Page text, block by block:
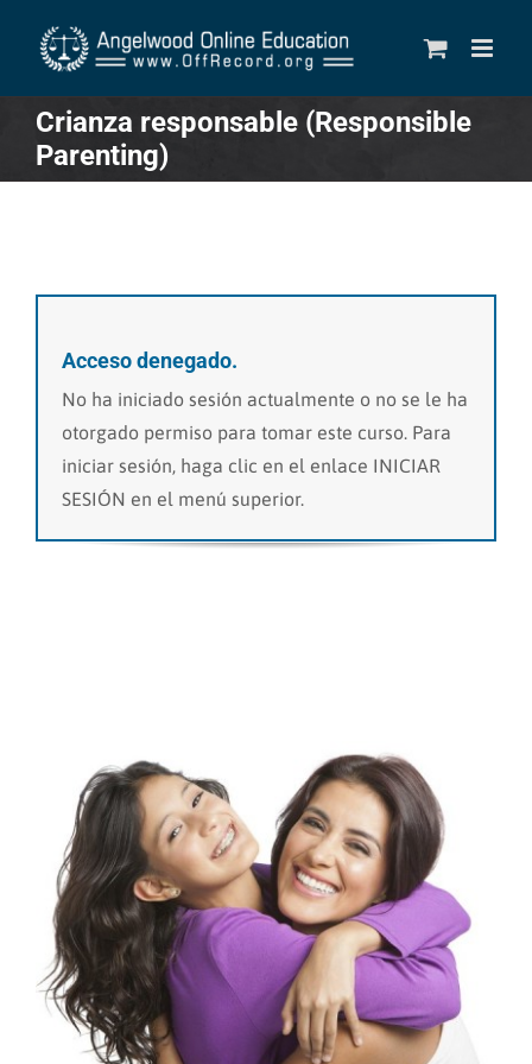
Crianza responsable (Responsible
Parenting)
Acceso denegado.
No ha iniciado sesión actualmente o no se le ha
otorgado permiso para tomar este curso. Para
iniciar sesión, haga clic en el enlace INICIAR
SESIÓN en el menú superior.